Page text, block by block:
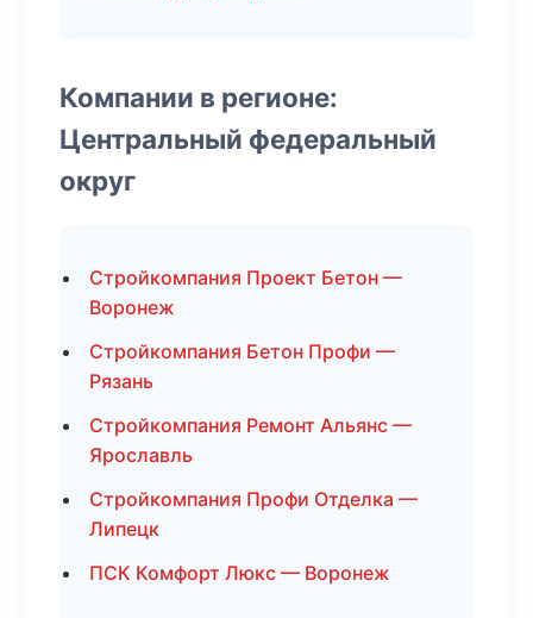
Компании в регионе:
Центральный федеральный
округ
Стройкомпания Проект Бетон —
Воронеж
Стройкомпания Бетон Профи —
Рязань
Стройкомпания Ремонт Альянс —
Ярославль
Стройкомпания Профи Отделка —
Липецк
ПСК Комфорт Люкс — Воронеж